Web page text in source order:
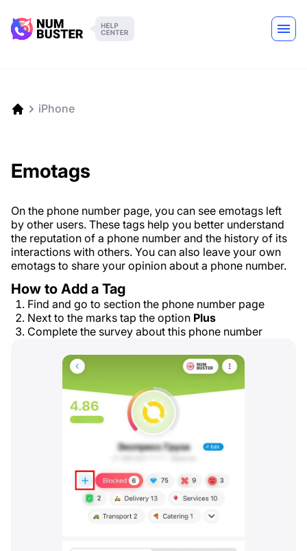
iPhone
Emotags
On the phone number page, you can see emotags left
by other users. These tags help you better understand
the reputation of a phone number and the history of its
interactions with others. You can also leave your own
emotags to share your opinion about a phone number.
How to Add a Tag
Find and go to section the phone number page
Next to the marks tap the option Plus
Complete the survey about this phone number